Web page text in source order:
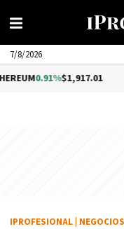
7/8/2026
$1,917.01
IPROFESIONAL NEGOCIOS